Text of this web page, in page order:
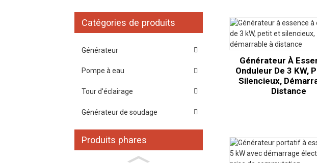
Catégories de produits
Générateur
Pompe à eau
Tour d'éclairage
Générateur de soudage
Produits phares
Générateur À
Onduleur De 3 KW,
Silencieux,
Distance